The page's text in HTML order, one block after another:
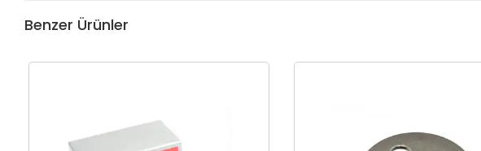
Benzer Ürünler